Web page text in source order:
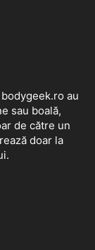
au
sau boală,
de către un
doar la